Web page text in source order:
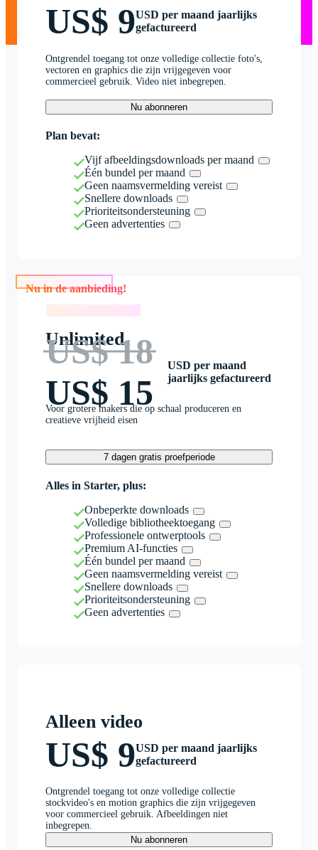
US$ 9USD per maand jaarlijks
gefactureerd
Ontgrendel toegang tot onze volledige collectie foto's,
vectoren en graphics die zijn vrijgegeven voor
commercieel gebruik. Video niet inbegrepen.
Nu abonneren
Plan bevat:
Vijf afbeeldingsdownloads per maand
Één bundel per maand
Geen naamsvermelding vereist
Snellere downloads
Prioriteitsondersteuning
Geen advertenties
Nu in de aanbieding!
Unlimited
US$ 18
US$ 15
USD per maand
jaarlijks gefactureerd
Voor grotere makers die op schaal produceren en
creatieve vrijheid eisen
7 dagen gratis proefperiode
Alles in Starter, plus:
Onbeperkte downloads
Volledige bibliotheektoegang
Professionele ontwerptools
Premium AI-functies
Één bundel per maand
Geen naamsvermelding vereist
Snellere downloads
Prioriteitsondersteuning
Geen advertenties
Alleen video
US$ 9USD per maand jaarlijks
gefactureerd
Ontgrendel toegang tot onze volledige collectie
stockvideo's en motion graphics die zijn vrijgegeven
voor commercieel gebruik. Afbeeldingen niet
inbegrepen.
Nu abonneren